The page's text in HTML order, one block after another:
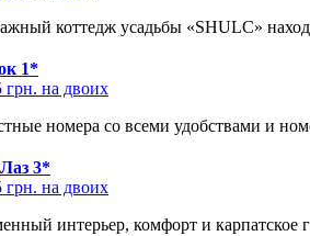
коттедж усадьбы «SHULC»
1*
грн. на двоих
номера со всеми удобствами и
3*
грн. на двоих
интерьер, комфорт и карпатское